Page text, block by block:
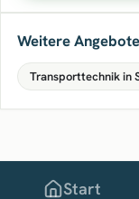
Weitere
Transporttechnik in
Start